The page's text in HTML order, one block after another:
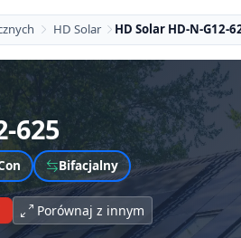
HD Solar HD Solar HD-N-G12-
625
Bifacjalny
Porównaj z innym